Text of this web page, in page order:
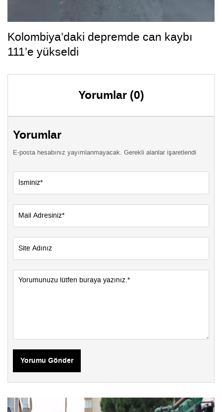
Kolombiya’daki depremde can kaybı
111’e yükseldi
Yorumlar (0)
Yorumlar
E-posta hesabınız yayımlanmayacak. Gerekli alanlar işaretlendi
Yorumu Gönder